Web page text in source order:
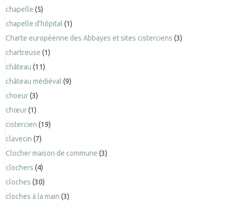
chapelle (5)
chapelle d'hôpital (1)
Charte européenne des Abbayes et sites cisterciens (3)
chartreuse (1)
château (11)
château médiéval (9)
choeur(3)
chœur(1)
cistercien (19)
clavecin (7)
Clocher maison de commune (3)
clochers (4)
cloches (30)
cloches à la main (3)